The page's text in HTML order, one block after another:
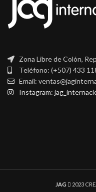
Zona Libre de Colón,
Teléfono: (+507) 433
Email:
Instagram:
JAG 2023